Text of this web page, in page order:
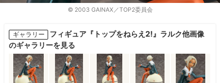
© 2003 GAINAX／TOP2委員会
ギャラリー
フィギュア『トップをねらえ2!』ラルク他画像
のギャラリーを見る